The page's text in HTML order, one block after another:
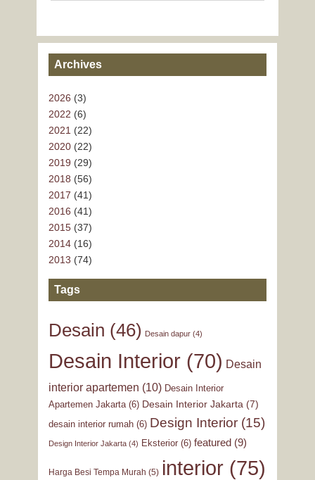
Archives
2026 (3)
2022 (6)
2021 (22)
2020(22)
2019 (29)
2018 (56)
2017 (41)
2016 (41)
2015(37)
2014(16)
2013 (74)
Tags
Desain (46) Desain dapur(4)
Desain Interior(70) Desain
interior apartemen (10) Desain Interior
Apartemen Jakarta(6) Desain Interior Jakarta (7)
desain interior rumah(6) Design Interior(15)
Design Interior Jakarta(4) Eksterior(6) featured(9)
Harga Besi Tempa Murah (5) interior(75)